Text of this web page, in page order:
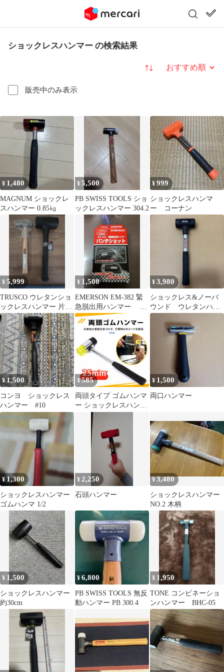
ショックレスハンマー の検索結果
販売中のみ表示
並び替え
¥ 1,480
MAGNUM ショックレ
スハンマー 0.85㎏
¥5,500
PB SWISS TOOLS ショ
ックレスハンマー 304.2
¥999
ショックレスハンマ
ー コーナン
¥5,999
TRUSCO ウレタンショ
ックレスハンマー 片手
ハンマー セット
¥ 1,500
EMERSON EM-382 緊
急脱出用ハンマー い
ざという時のお守り
¥3,980
ショックレス&ノーバ
ウンド ウレタンハン
マー
¥1,500
コンヨ ショックレス
ハンマー #10
¥585
両頭タイプ ゴムハンマ
ー ショックレスハンマ
ー ラバーグリップ付き
DIY工具 タイル設置 水
道工事 家具組立用
25mm
¥ 1,500
両口ハンマー
¥1,300
ショックレスハンマー
ゴムハンマ 1/2
¥ 2,250
石頭ハンマー
¥3,480
ショックレスハンマー
NO.2 木柄
¥ 1,500
ショックレスハンマー
約30cm
¥6,800
PB SWISS TOOLS 無反
動ハンマー PB 300.4
¥ 1,950
TONE コンビネーショ
ンハンマー BHC-05